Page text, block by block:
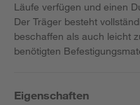
Läufe verfügen und einen
Der Träger besteht
beschaffen als auch leicht
benötigten
Eigenschaften